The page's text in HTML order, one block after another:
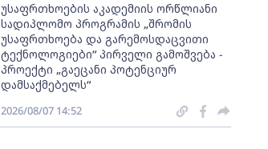
უსაფრთხოების აკადემიის ორწლიანი
სადიპლომო პროგრამის „შრომის
უსაფრთხოება და გარემოსდაცვითი
ტექნოლოგიები“ პირველი გამოშვება -
პროექტი „გაეცანი პოტენციურ
დამსაქმებელს“
2026/08/07 14:52